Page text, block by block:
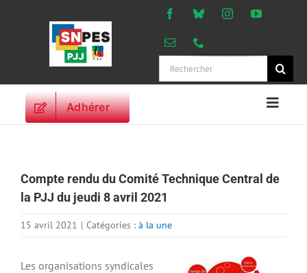
Rechercher:
Adhérer
ORIENTATIONS
VIE SYNDICALE
Compte rendu du Comité Technique Central de
la PJJ du jeudi 8 avril 2021
15 avril 2021 | Catégories : à la une
Les organisations syndicales